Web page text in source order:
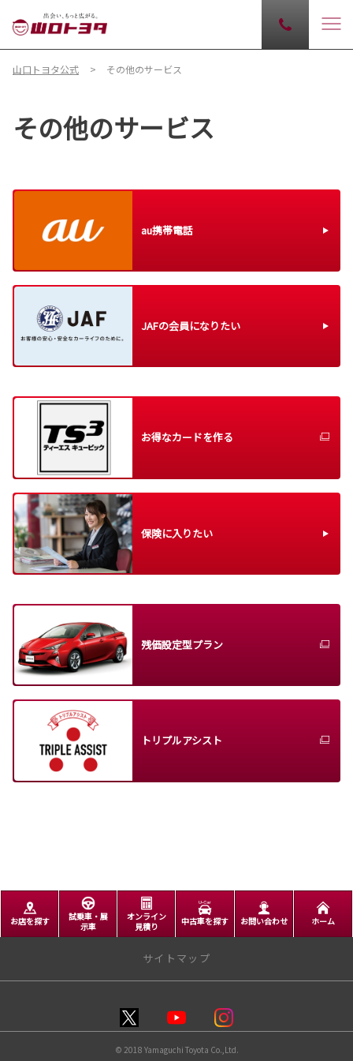
山口トヨタ公式 その他のサービス
その他のサービス
au携帯電話
JAFの会員になりたい
お得なカードを作る
保険に入りたい
残価設定型プラン
トリプルアシスト
お店を探す
試乗車・展
示車
オンライン
見積り
中古車を探す お問い合わせ ホーム
サイトマップ
© 2018 Yamaguchi Toyota Co.,Ltd.